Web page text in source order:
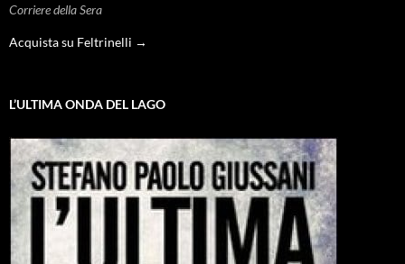
Corriere della Sera
Acquista su Feltrinelli →
L’ULTIMA ONDA DEL LAGO